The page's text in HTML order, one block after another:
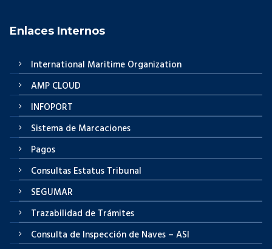
Enlaces Internos
International Maritime Organization
AMP CLOUD
INFOPORT
Sistema de Marcaciones
Pagos
Consultas Estatus Tribunal
SEGUMAR
Trazabilidad de Trámites
Consulta de Inspección de Naves – ASI